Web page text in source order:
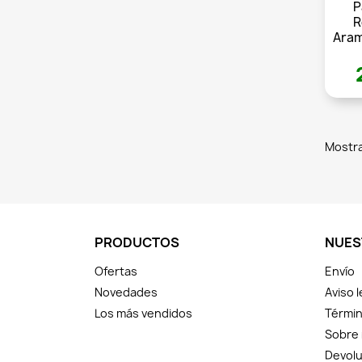
PRODUCTOS
Ofertas
Novedades
Los más vendidos
Envío
Aviso